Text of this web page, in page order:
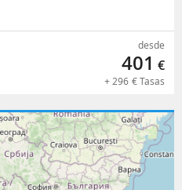
desde
401 €
+ 296 €Tasas